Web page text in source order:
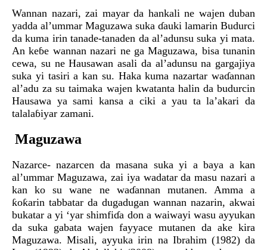
Wannan nazari, zai mayar da hankali ne wajen duban
yadda al’ummar Maguzawa suka ɗauki lamarin Budurci
da kuma irin tanade-tanaden da al’adunsu suka yi mata.
An keɓe wannan nazari ne ga Maguzawa, bisa tunanin
cewa, su ne Hausawan asali da al’adunsu na gargajiya
suka yi tasiri a kan su. Haka kuma nazartar waɗannan
al’adu za su taimaka wajen kwatanta halin da budurcin
Hausawa ya sami kansa a ciki a yau ta la’akari da
talalaɓiyar zamani.
Maguzawa
Nazarce- nazarcen da masana suka yi a baya a kan
al’ummar Maguzawa, zai iya wadatar da masu nazari a
kan ko su wane ne waɗannan mutanen. Amma a
ƙoƙarin tabbatar da dugadugan wannan nazarin, akwai
bukatar a yi ‘yar shimfiɗa don a waiwayi wasu ayyukan
da suka gabata wajen fayyace mutanen da ake kira
Maguzawa. Misali, ayyuka irin na Ibrahim (1982) da